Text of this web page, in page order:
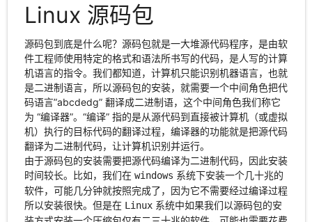
Linux 源码包
源码包到底是什么呢？源码包就是一大堆源代码程序，是由软
件工程师使用特定的格式和语法所书写的代码，是人写的计算
机语言的指令。我们都知道，计算机只能识别机器语言，也就
是二进制语言，所以源码包的安装，就需要一个中间角色把代
码语言”abcdedg” 翻译成二进制语，这个中间角色我们称它
为 “编译器”。“编译” 指的是从源代码到直接被计算机（或虚拟
机）执行的目标代码的翻译过程，编译器的功能就是把源代码
翻译为二进制代码，让计算机识别并运行。
由于源码包的安装需要把源代码编译为二进制代码，因此安装
时间较长。比如，我们在 windows 系统下安装一个几十兆的
软件，可能几分钟就按照完成了，因为它不需要经过编译过程
所以安装很快。但是在 Linux系统中如果我们以源码包的安